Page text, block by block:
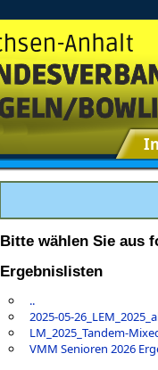
Bitte wählen Sie aus
Ergebnislisten
..
2025-05-
LM_2025_Tandem-
VMM Senioren 2026